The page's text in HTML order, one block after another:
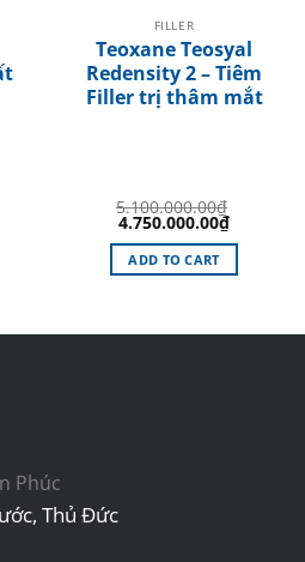
FILLER
Teoxane Teosyal
Redensity 2 – Tiêm
Filler trị thâm mắt
5.100.000.00₫
Original
price
was:
5.100.000.00₫.
4.750.000.00₫Current
is:
ADD TO CART
Phúc
Thủ Đức